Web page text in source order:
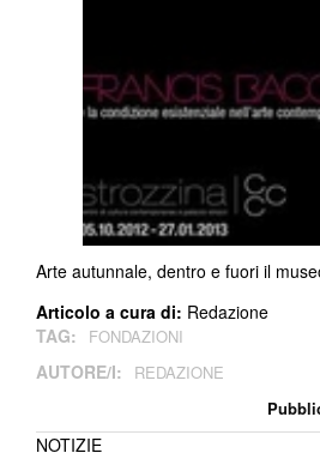
Arte autunnale, dentro e fuori il
Articolo a cura di: Redazione
TAG:
FONDAZIONI
AUTORE/I: REDAZIONE
NOTIZIE